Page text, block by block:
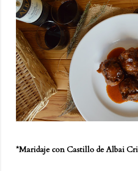
*Maridaje conCastillo de Albai